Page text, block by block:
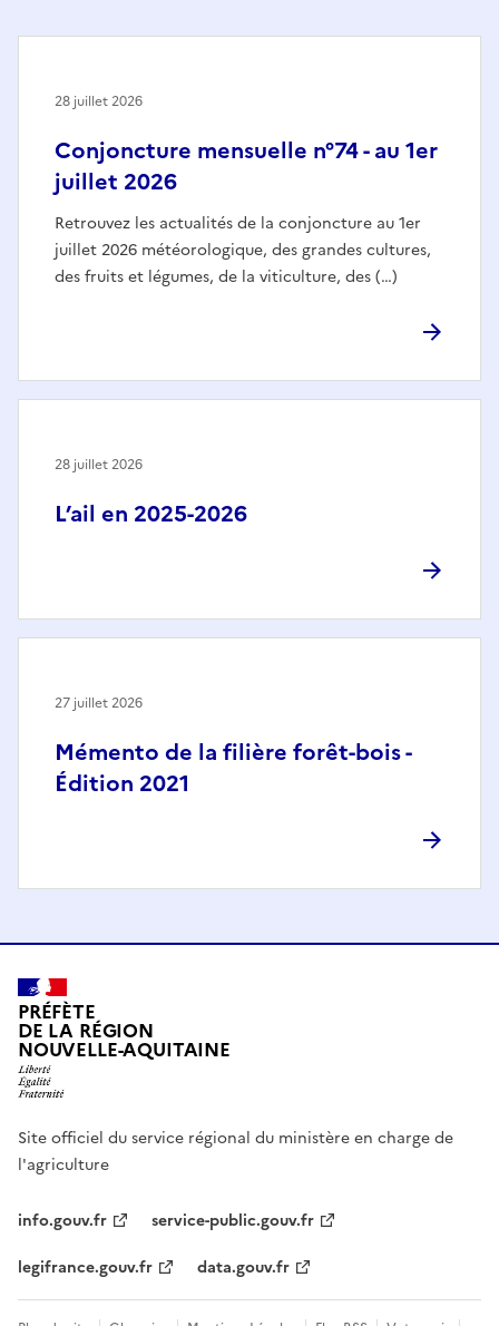
Conjoncture mensuelle n°74 - au 1er
juillet 2026
Retrouvez les actualités de la conjoncture au 1er
juillet 2026 météorologique, des grandes cultures,
des fruits et légumes, de la viticulture, des (…)
28 juillet 2026
L’ail en 2025-2026
28 juillet 2026
Mémento de la filière forêt-bois -
Édition 2021
27 juillet 2026
PRÉFÈTE
DE LA RÉGION
NOUVELLE-AQUITAINE
Site officiel du service régional du ministère en charge de
l'agriculture
info.gouv.fr
service-public.gouv.fr
legifrance.gouv.fr
data.gouv.fr